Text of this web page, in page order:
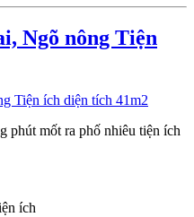
Ngõ nông Tiện
phút mốt ra phố nhiêu tiện ích
ích